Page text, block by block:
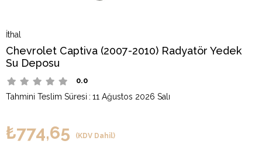
İthal
Chevrolet Captiva (2007-2010) Radyatör Yedek
Su Deposu
0.0
Tahmini Teslim Süresi : 11 Ağustos 2026 Salı
₺774,65 (KDV Dahil)